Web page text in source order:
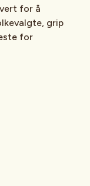
for å
grip
for